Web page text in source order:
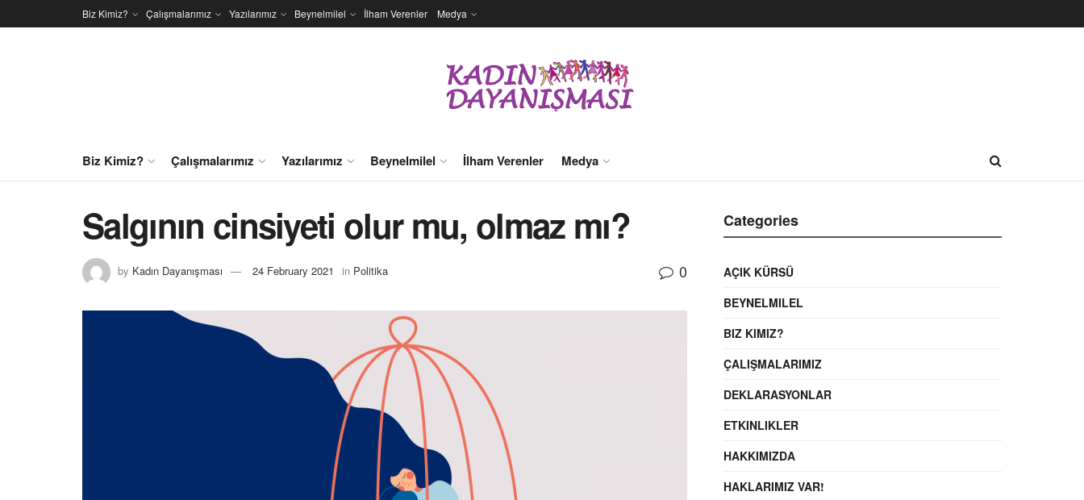
Biz Kimiz? Çalışmalarımız Yazılarımız Beynelmilel İlham Verenler Medya
Biz Kimiz? Çalışmalarımız Yazılarımız Beynelmilel İlham Verenler Medya
Salgının cinsiyeti olur mu, olmaz mı?
by Kadın Dayanışması 24 February 2021 in Politika 0
Categories
AÇIK KÜRSÜ
BEYNELMILEL
BIZ KIMIZ?
ÇALIŞMALARIMIZ
DEKLARASYONLAR
ETKINLIKLER
HAKKIMIZDA
HAKLARIMIZ VAR!